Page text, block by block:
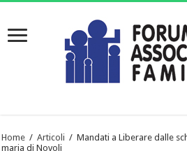
Home / Articoli / Mandati a Liberare dalle
maria di Novoli